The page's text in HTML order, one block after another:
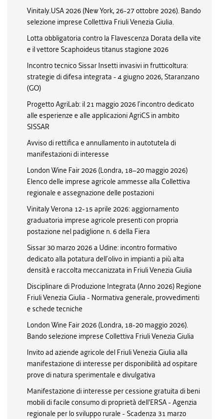
Vinitaly.USA 2026 (New York, 26-27 ottobre 2026). Bando
selezione imprese Collettiva Friuli Venezia Giulia.
Lotta obbligatoria contro la Flavescenza Dorata della vite
e il vettore Scaphoideus titanus stagione 2026
Incontro tecnico Sissar Insetti invasivi in frutticoltura:
strategie di difesa integrata - 4 giugno 2026, Staranzano
(GO)
Progetto AgriLab: il 21 maggio 2026 l’incontro dedicato
alle esperienze e alle applicazioni AgriCS in ambito
SISSAR
Avviso di rettifica e annullamento in autotutela di
manifestazioni di interesse
London Wine Fair 2026 (Londra, 18–20 maggio 2026)
Elenco delle imprese agricole ammesse alla Collettiva
regionale e assegnazione delle postazioni
Vinitaly Verona 12-15 aprile 2026: aggiornamento
graduatoria imprese agricole presenti con propria
postazione nel padiglione n. 6 della Fiera
Sissar 30 marzo 2026 a Udine: incontro formativo
dedicato alla potatura dell’olivo in impianti a più alta
densità e raccolta meccanizzata in Friuli Venezia Giulia
Disciplinare di Produzione Integrata (Anno 2026) Regione
Friuli Venezia Giulia - Normativa generale, provvedimenti
e schede tecniche
London Wine Fair 2026 (Londra, 18-20 maggio 2026).
Bando selezione imprese Collettiva Friuli Venezia Giulia
Invito ad aziende agricole del Friuli Venezia Giulia alla
manifestazione di interesse per disponibilità ad ospitare
prove di natura sperimentale e divulgativa
Manifestazione di interesse per cessione gratuita di beni
mobili di facile consumo di proprietà dell'ERSA - Agenzia
regionale per lo sviluppo rurale - Scadenza 31 marzo